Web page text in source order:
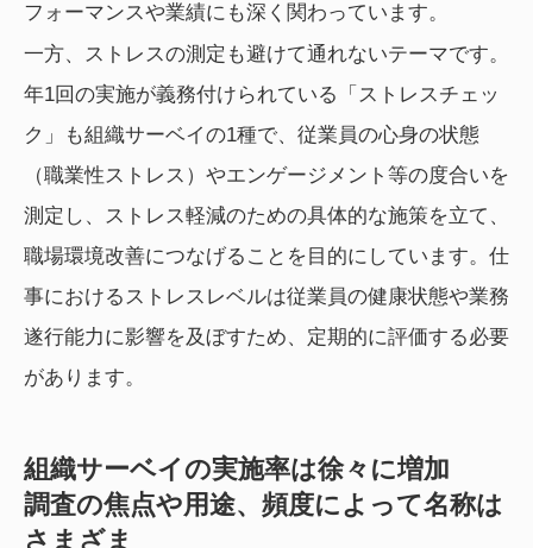
フォーマンスや業績にも深く関わっています。
一方、ストレスの測定も避けて通れないテーマです。
年1回の実施が義務付けられている「ストレスチェッ
ク」も組織サーベイの1種で、従業員の心身の状態
（職業性ストレス）やエンゲージメント等の度合いを
測定し、ストレス軽減のための具体的な施策を立て、
職場環境改善につなげることを目的にしています。仕
事におけるストレスレベルは従業員の健康状態や業務
遂行能力に影響を及ぼすため、定期的に評価する必要
があります。
組織サーベイの実施率は徐々に増加
調査の焦点や用途、頻度によって名称は
さまざま